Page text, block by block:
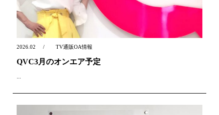
2026.02 TV通販OA情報
QVC3月のオンエア予定
...